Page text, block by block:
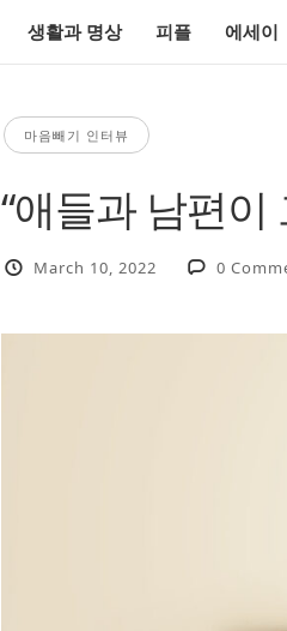
생활과 명상 피플 에세이
마음빼기 인터뷰
“애들과 남편
March 10, 2022 0